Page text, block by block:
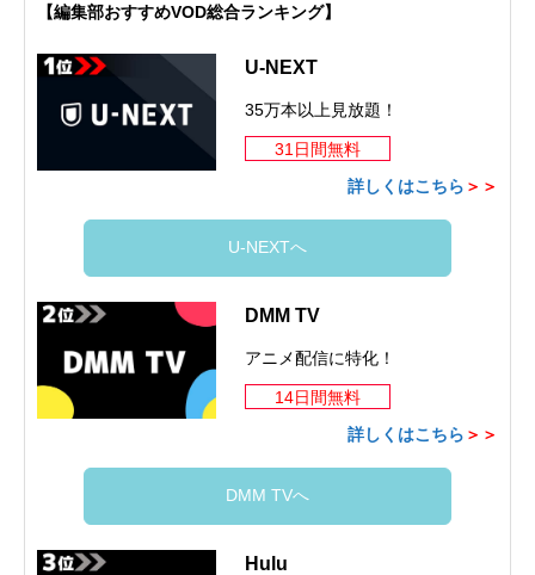
【編集部おすすめVOD総合ランキング】
U-NEXT
35万本以上見放題！
31日間無料
詳しくはこちら ＞＞
U-NEXTへ
DMM TV
アニメ配信に特化！
14日間無料
詳しくはこちら ＞＞
DMM TVへ
Hulu